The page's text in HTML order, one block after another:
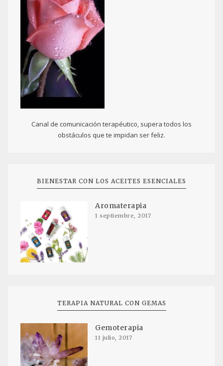
Canal de comunicación terapéutico, supera todos los
obstáculos que te impidan ser feliz.
BIENESTAR CON LOS ACEITES ESENCIALES
Aromaterapia
1 septiembre, 2017
TERAPIA NATURAL CON GEMAS
Gemoterapia
11 julio, 2017